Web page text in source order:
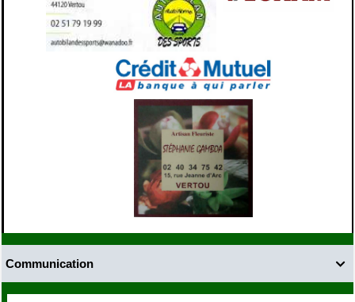

Communication